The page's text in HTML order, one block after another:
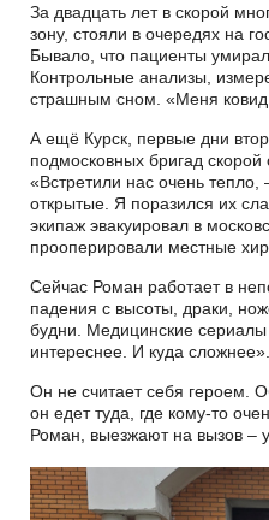
За двадцать лет в скорой
зону, стояли в очередях на
Бывало, что пациенты
Контрольные анализы,
страшным сном. «Меня ковид
А ещё Курск, первые дни
подмосковных бригад
«Встретили нас очень
открытые. Я поразился их
экипаж эвакуировал в
прооперировали местные
Сейчас Роман работает в
падения с высоты, драки,
будни. Медицинские
интереснее. И куда сложнее».
Он не считает себя героем.
он едет туда, где кому-то
Роман, выезжают на вызов –